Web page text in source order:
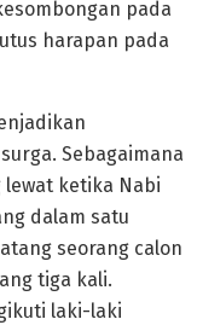
pada
harapan pada
Sebagaimana
lewat ketika Nabi
dalam satu
seorang calon
tiga kali.
laki-laki